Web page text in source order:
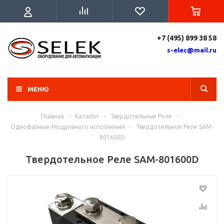
+7 (495) 899 38 58
s-elec@mail.ru
МЕНЮ
Главная - Каталог - Твердотельные Реле
-
Однофазные-Модульного исполнения
-
Твердотельное Реле SAM-
801600D
Твердотельное Реле SAM-801600D